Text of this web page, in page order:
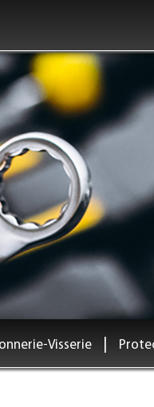
Visserie